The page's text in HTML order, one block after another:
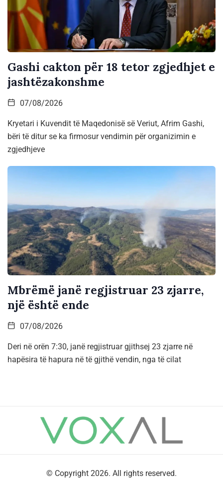
Gashi cakton për 18 tetor zgjedhjet e
jashtëzakonshme
07/08/2026
Kryetari i Kuvendit të Maqedonisë së Veriut, Afrim Gashi,
bëri të ditur se ka firmosur vendimin për organizimin e
zgjedhjeve
Mbrëmë janë regjistruar 23 zjarre,
një është ende
07/08/2026
Deri në orën 7:30, janë regjistruar gjithsej 23 zjarre në
hapësira të hapura në të gjithë vendin, nga të cilat
© Copyright 2026. All rights reserved.